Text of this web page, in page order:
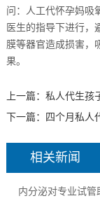
问：人工代怀孕妈吸
医生的指导下进行，
膜等器官造成损害，
果。
上一篇： 私人代生孩
下一篇：
四个月私人
相关新闻
内分泌对专业试管